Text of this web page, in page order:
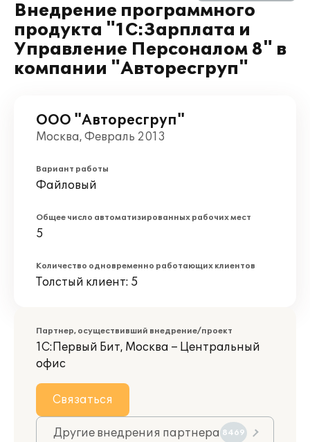
Внедрение программного
продукта "1С:Зарплата и
Управление Персоналом 8" в
компании "Авторесгруп"
ООО "Авторесгруп"
Москва, Февраль 2013
Вариант работы
Файловый
Общее число автоматизированных рабочих мест
5
Количество одновременно работающих клиентов
Толстый клиент: 5
Партнер, осуществивший внедрение/проект
1С:Первый Бит, Москва – Центральный
офис
Связаться
Другие внедрения партнера 8469